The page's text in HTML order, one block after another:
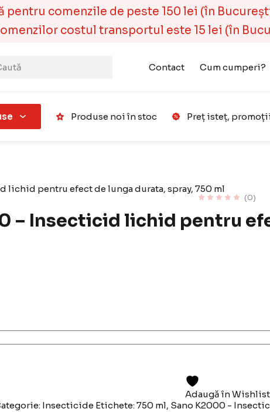
pentru comenzile de peste 150 lei (în
costul transportul este 15 lei (în
Contact Cum cumperi?
Produse noi în stoc Preț isteț,
lichid pentru efect de lunga durata, spray, 750 ml
(0)
– Insecticid lichid pentru
Adaugă în Wishlist
Insecticide Etichete:750 ml, Sano K2000 -